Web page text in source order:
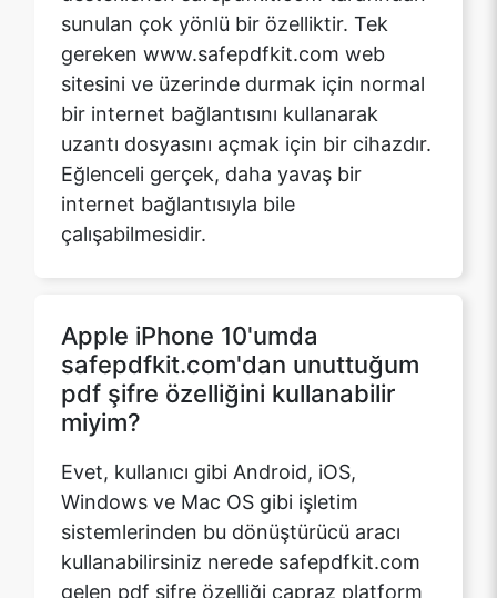
bir internet bağlantısını kullanarak
uzantı dosyasını açmak için bir cihazdır.
Eğlenceli gerçek, daha yavaş bir
internet bağlantısıyla bile
çalışabilmesidir.
Apple iPhone 10'umda
miyim?
Evet, kullanıcı gibi Android, iOS,
Windows ve Mac OS gibi işletim
sistemlerinden bu dönüştürücü aracı
kullanabilirsiniz nerede safepdfkit.com
gelen pdf şifre özelliği çapraz platform
tabanlı unuttum. Kullanılan işletim
sistemlerinden bağımsızdır, ancak
yalnızca internet bağlantısına ve jpg